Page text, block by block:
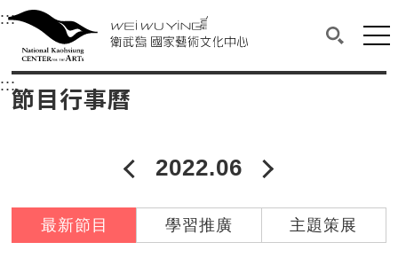
衛武營國家藝術文化中心
中央內容區塊，為本頁主要內容區。
:::選單連結區塊，此區塊列有本網站主要連結。
衛武營國家藝術文化中心
搜尋(開
網
:::中央內容區塊，為本頁主要內容區。
節目行事曆
2022年05月
2022.06
最新節目 學習推廣 主題策展